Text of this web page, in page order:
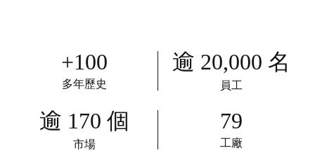
+100
多年歷史
逾 20,000 名
員工
逾 170 個
市場
79
工廠